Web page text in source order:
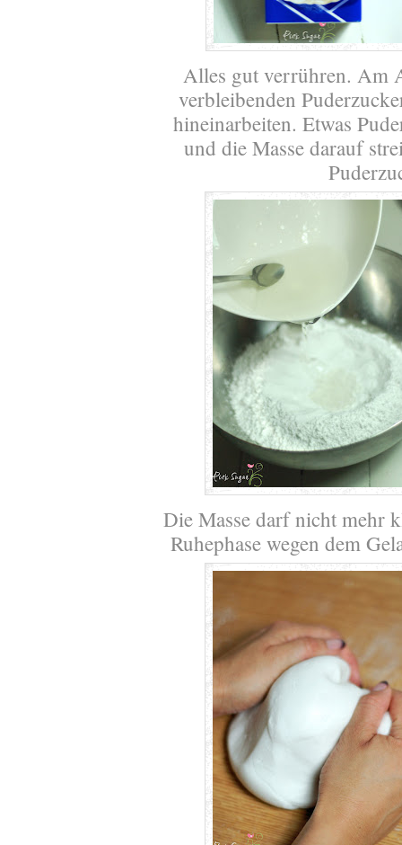
Alles gut verrühren. Am
verbleibenden
hineinarbeiten. Etwas
und die Masse darauf
Die Masse darf nicht mehr
Ruhephase wegen dem